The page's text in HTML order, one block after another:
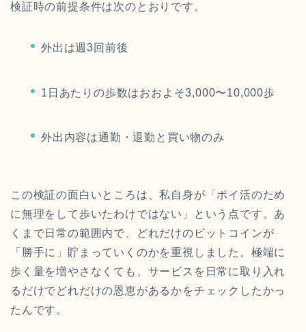
検証時の前提条件は次のとおりです。
外出は週3回前後
1日あたりの歩数はおおよそ3,000〜10,000歩
外出内容は通勤・退勤と買い物のみ
この検証の面白いところは、私自身が「ポイ活のため
に無理をして歩いたわけではない」という点です。あ
くまで日常の範囲内で、どれだけのビットコインが
「勝手に」貯まっていくのかを重視しました。極端に
歩く量を増やさなくても、サービスを日常に取り入れ
るだけでどれだけの恩恵があるかをチェックしたかっ
たんです。